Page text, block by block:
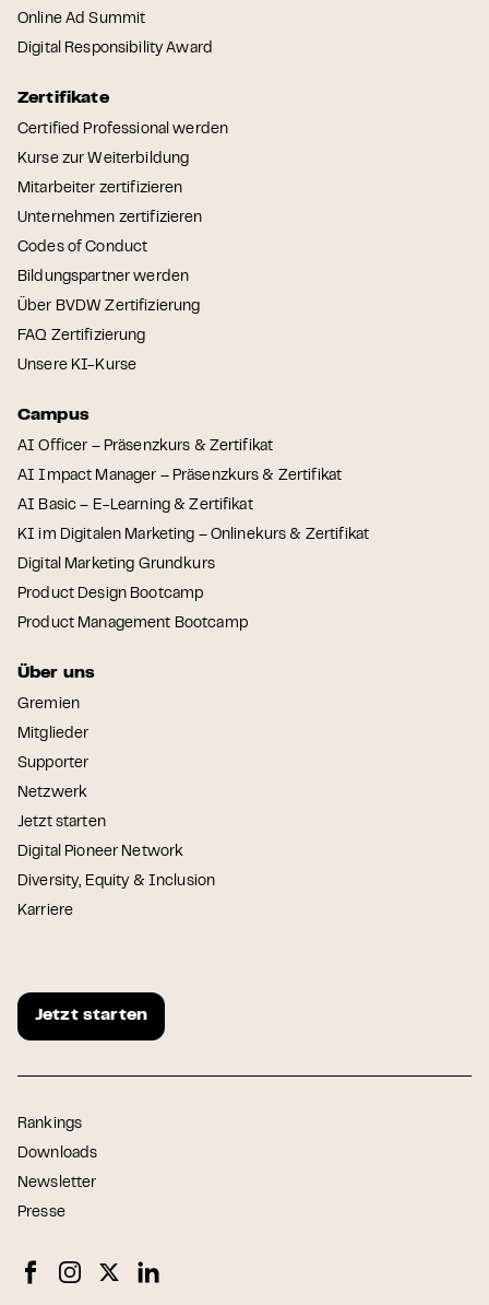
Online Ad Summit
Digital Responsibility Award
Zertifikate
Certified Professional werden
Kurse zur Weiterbildung
Mitarbeiter zertifizieren
Unternehmen zertifizieren
Codes of Conduct
Bildungspartner werden
Über BVDW Zertifizierung
FAQ Zertifizierung
Unsere KI-Kurse
Campus
AI Officer – Präsenzkurs & Zertifikat
AI Impact Manager – Präsenzkurs & Zertifikat
AI Basic – E-Learning & Zertifikat
KI im Digitalen Marketing – Onlinekurs & Zertifikat
Digital Marketing Grundkurs
Product Design Bootcamp
Product Management Bootcamp
Über uns
Gremien
Mitglieder
Supporter
Netzwerk
Jetzt starten
Digital Pioneer Network
Diversity, Equity & Inclusion
Karriere
Jetzt starten
Rankings
Downloads
Newsletter
Presse